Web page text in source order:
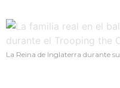
La Reina de Inglaterra durante su